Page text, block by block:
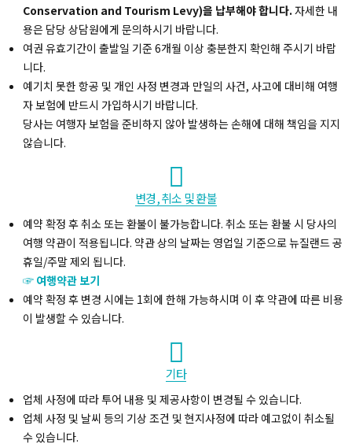
Conservation and Tourism Levy)을 납부해야 합니다. 자세한 내
용은 담당 상담원에게 문의하시기 바랍니다.
여권 유효기간이 출발일 기준 6개월 이상 충분한지 확인해 주시기 바랍
니다.
예기치 못한 항공 및 개인 사정 변경과 만일의 사건, 사고에 대비해 여행
자 보험에 반드시 가입하시기 바랍니다.
당사는 여행자 보험을 준비하지 않아 발생하는 손해에 대해 책임을 지지
않습니다.
변경, 취소 및 환불
예약 확정 후 취소 또는 환불이 불가능합니다. 취소 또는 환불 시 당사의
여행 약관이 적용됩니다. 약관 상의 날짜는 영업일 기준으로 뉴질랜드 공
휴일/주말 제외 됩니다.
☞ 여행약관 보기
예약 확정 후 변경 시에는 1회에 한해 가능하시며 이 후 약관에 따른 비용
이 발생할 수 있습니다.
기타
업체 사정에 따라 투어 내용 및 제공사항이 변경될 수 있습니다.
업체 사정 및 날씨 등의 기상 조건 및 현지사정에 따라 예고없이 취소될
수 있습니다.